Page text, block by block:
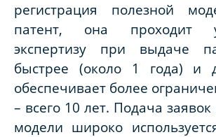
регистрация полезной
патент, она проходит
экспертизу при выдаче
быстрее (около 1 года) и
обеспечивает более
– всего 10 лет. Подача
модели широко